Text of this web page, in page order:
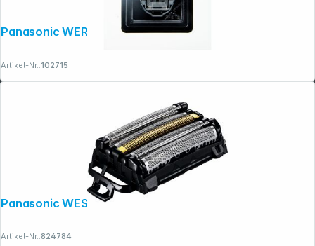
Panasonic WER 9602 Y136
Artikel-Nr.:102715
Panasonic WES 9181 Y1361
Artikel-Nr.:824784